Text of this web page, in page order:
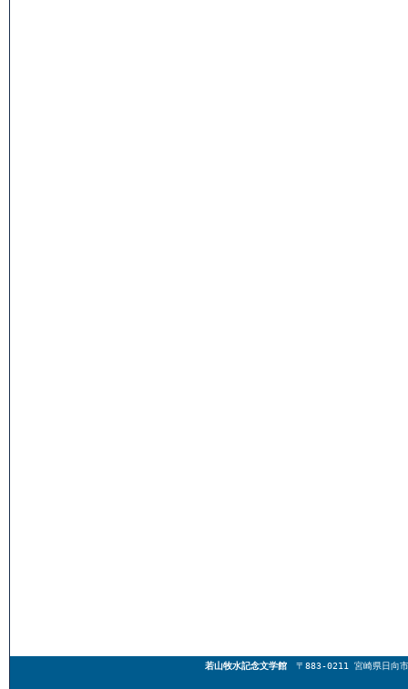
若山牧水記念文学館 〒883-0211 宮崎県日向